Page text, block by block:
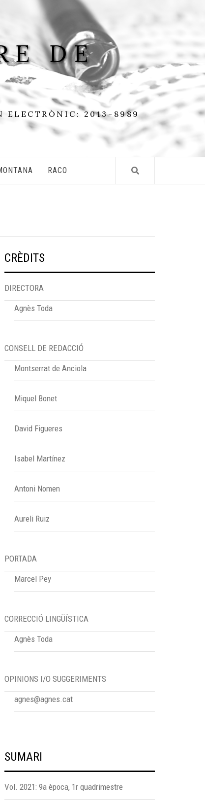
DE
ELECTRÒNIC: 2013-8989
RACO
CRÈDITS
DIRECTORA
Agnès Toda
CONSELL DE REDACCIÓ
Montserrat de Anciola
Miquel Bonet
David Figueres
Isabel Martínez
Antoni Nomen
Aureli Ruiz
PORTADA
Marcel Pey
CORRECCIÓ LINGÜÍSTICA
Agnès Toda
OPINIONS I/O SUGGERIMENTS
agnes@agnes.cat
SUMARI
Vol. 2021: 9a època, 1r quadrimestre